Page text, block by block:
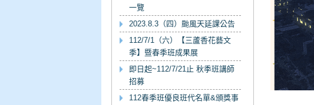
一覽
2023.8.3（四）颱風天延課公告
112/7/1（六）【三蘆香花藝文
季】暨春季班成果展
即日起~112/7/21止 秋季班講師
招募
112春季班優良班代名單&頒獎事